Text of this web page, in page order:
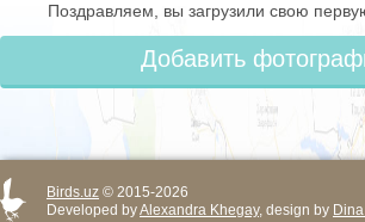
Поздравляем, вы загрузили свою
Добавить
Birds.uz © 2015-2026
Developed byAlexandra Khegay, design by